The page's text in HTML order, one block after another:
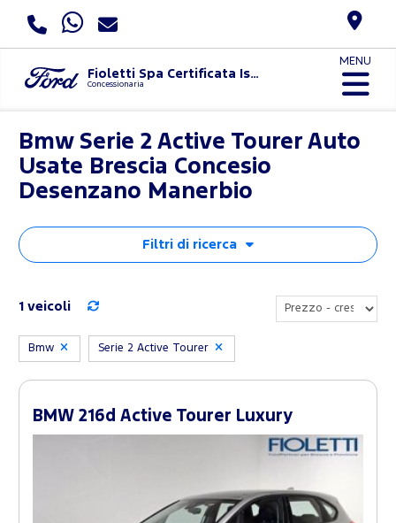
Fioletti Spa Certificata Iso 9001:2015 E Uni Pdr 125:2022
Concessionaria
MENU
Bmw Serie 2 Active Tourer Auto
Usate Brescia Concesio
Desenzano Manerbio
Filtri di ricerca
1 veicoli
Bmw Serie 2 Active Tourer
BMW 216d Active Tourer Luxury